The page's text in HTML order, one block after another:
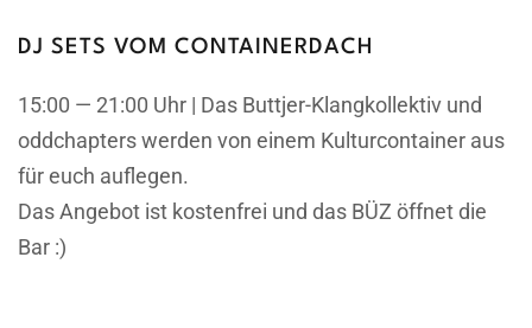
DJ SETS VOM CONTAINERDACH
15:00 — 21:00 Uhr | Das Buttjer-Klangkollektiv und
oddchapters werden von einem Kulturcontainer aus
für euch auflegen.
Das Angebot ist kostenfrei und das BÜZ öffnet die
Bar :)